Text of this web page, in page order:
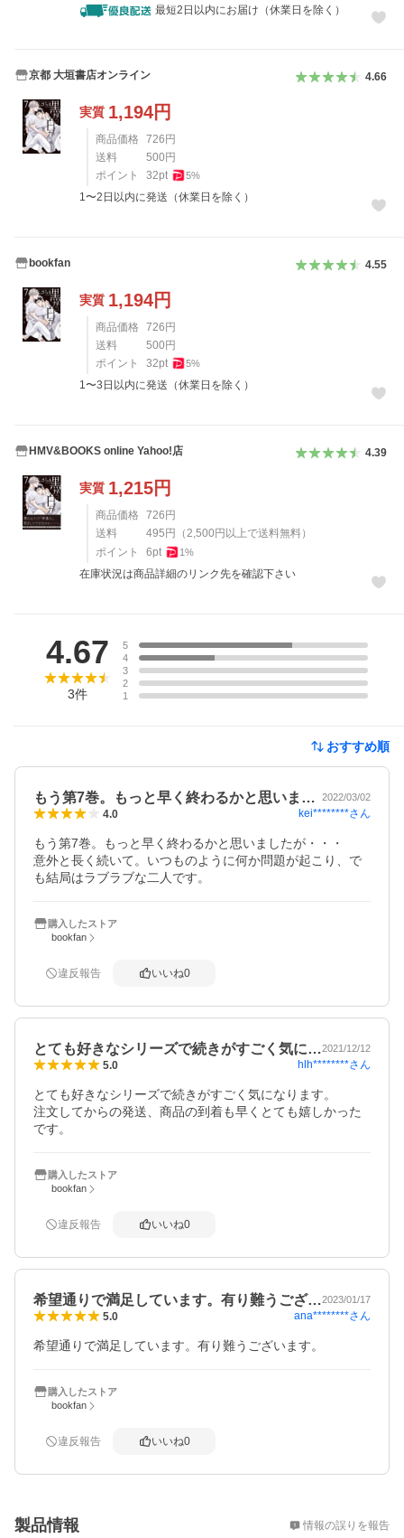
最短2日以内にお届け（休業日を除く）
京都 大垣書店オンライン 4.66
実質 1,194円
商品価格 726 円
送料
500 円
ポイント
32pt 5%
1〜2日以内に発送（休業日を除く）
bookfan 4.55
実質 1,194円
商品価格 726 円
送料
500 円
ポイント
32pt 5%
1〜3日以内に発送（休業日を除く）
HMV&BOOKS online Yahoo!店 4.39
実質 1,215円
商品価格 726 円
送料
495 円 （2,500 円以上で送料無料）
ポイント
6pt 1%
在庫状況は商品詳細のリンク先を確認下さい
4.67
3件
5
4
3
2
1
おすすめ順
もう第7巻。もっと早く終わるかと思いま… 2022/03/02
4.0 kei********さん
もう第7巻。もっと早く終わるかと思いましたが・・・
意外と長く続いて。いつものように何か問題が起こり、で
も結局はラブラブな二人です。
購入したストア
bookfan
違反報告 いいね0
とても好きなシリーズで続きがすごく気に…2021/12/12
5.0 hlh********さん
とても好きなシリーズで続きがすごく気になります。
注文してからの発送、商品の到着も早くとても嬉しかった
です。
購入したストア
bookfan
違反報告 いいね0
希望通りで満足しています。有り難うござ…2023/01/17
5.0 ana********さん
希望通りで満足しています。有り難うございます。
購入したストア
bookfan
違反報告 いいね0
製品情報 情報の誤りを報告